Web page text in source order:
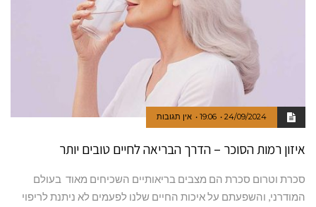
24/09/2024
19:06 אין תגובות
איזון רמות הסוכר – הדרך הבריאה לחיים טובים יותר
סכרת וטרום סכרת הם מצבים בריאותיים השכיחים מאוד בעולם
המודרני, והשפעתם על איכות החיים שלנו לפעמים לא ניתנת לריפוי